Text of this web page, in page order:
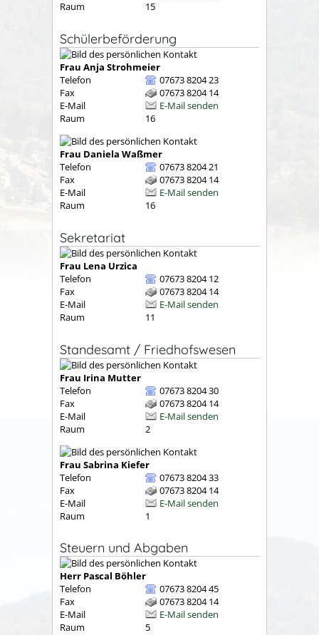
Raum
15
Schülerbeförderung
Frau Anja Strohmeier
Telefon
07673 8204 23
Fax
07673 8204 14
E-Mail
E-Mail senden
Raum
16
Frau Daniela Waßmer
Telefon
07673 8204 21
Fax
07673 8204 14
E-Mail
E-Mail senden
Raum
16
Sekretariat
Frau Lena Urzica
Telefon
07673 8204 12
Fax
07673 8204 14
E-Mail
E-Mail senden
Raum
11
Standesamt / Friedhofswesen
Frau Irina Mutter
Telefon
07673 8204 30
Fax
07673 8204 14
E-Mail
E-Mail senden
Raum
2
Frau Sabrina Kiefer
Telefon
07673 8204 33
Fax
07673 8204 14
E-Mail
E-Mail senden
Raum
1
Steuern und Abgaben
Herr Pascal Böhler
Telefon
07673 8204 45
Fax
07673 8204 14
E-Mail
E-Mail senden
Raum
5